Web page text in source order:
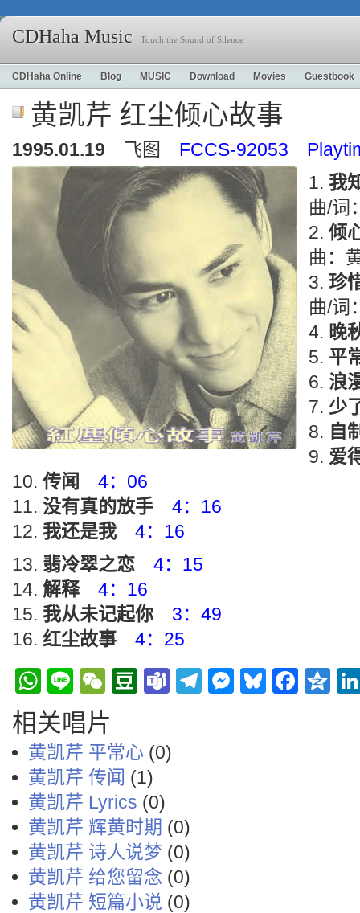
CDHaha Music Touch the Sound of Silence
CDHaha Online Blog MUSIC Download Movies Guestbook
黄凯芹 红尘倾心故事
1995.01.19 飞图 FCCS-92053
我
曲/词
倾
曲：
珍
曲/词
晚
平
浪
少
自
爱
传闻
4：06
没有真的放手
4：16
我还是我
4：16
翡冷翠之恋
4：15
解释
4：16
我从未记起你
3：49
红尘故事
4：25
WhatsApp
LineWeChat
Douban
TeamsTelegramBluesky
相关唱片
黄凯芹 平常心 (0)
黄凯芹 传闻 (1)
黄凯芹 Lyrics (0)
黄凯芹 辉黄时期 (0)
黄凯芹 诗人说梦 (0)
黄凯芹 给您留念 (0)
黄凯芹 短篇小说 (0)